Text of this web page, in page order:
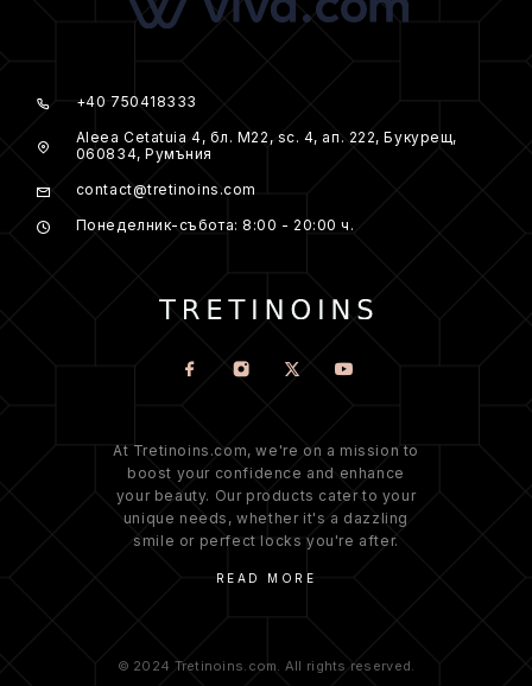
+40 750418333
Aleea Cetatuia 4, бл. M22, sc. 4, ап. 222, Букурещ,
060834, Румъния
contact@tretinoins.com
Понеделник-събота: 8:00 - 20:00 ч.
At Tretinoins.com, we're on a mission to
boost your confidence and enhance
your beauty. Our products cater to your
unique needs, whether it's a dazzling
smile or perfect locks you're after.
READ MORE
© 2024 Tretinoins.com. All rights reserved.